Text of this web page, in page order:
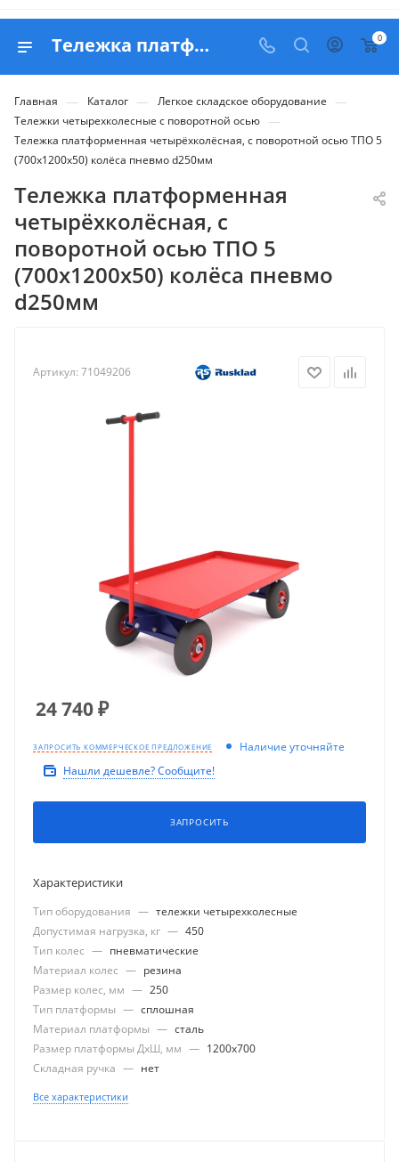
Тележка платформенная четырёхколёсная, с поворотной осью ТПО 5 (700х1200х50) колёса пневмо d250мм - продажа в Белапекс 0
Главная — Каталог — Легкое складское оборудование —
Тележки четырехколесные с поворотной осью —
Тележка платформенная четырёхколёсная, с поворотной осью ТПО 5
(700х1200х50) колёса пневмо d250мм
Тележка платформенная
четырёхколёсная, с
поворотной осью ТПО 5
(700х1200х50) колёса пневмо
d250мм
Артикул: 71049206
24 740₽
ЗАПРОСИТЬ КОММЕРЧЕСКОЕ ПРЕДЛОЖЕНИЕ
Наличие уточняйте
Нашли дешевле? Сообщите!
ЗАПРОСИТЬ
Характеристики
Тип оборудования — тележки четырехколесные
Допустимая нагрузка, кг — 450
Тип колес — пневматические
Материал колес — резина
Размер колес, мм — 250
Тип платформы — сплошная
Материал платформы — сталь
Размер платформы ДхШ, мм — 1200x700
Складная ручка — нет
Все характеристики